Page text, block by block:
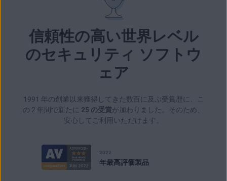
信頼性の高い世界レベル
のセキュリティ ソフトウ
ェア
1991 年の創業以来獲得してきた数百に及ぶ受賞歴に、こ
の 2 年間で新たに 25 の受賞が加わりました。そのため、
安心してご利用いただけます。
2022
年最高評価製品